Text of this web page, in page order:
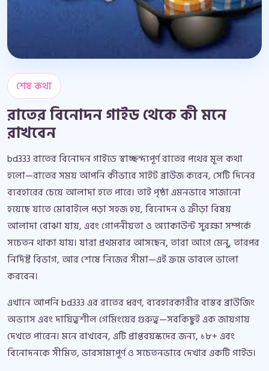
শেষ কথা
রাতের বিনোদন গাইড থেকে কী মনে
রাখবেন
bd333 রাতের বিনোদন গাইডে স্বাচ্ছন্দ্যপূর্ণ রাতের পথের মূল কথা
হলো—রাতের সময় আপনি কীভাবে সাইট ব্রাউজ করেন, সেটি দিনের
ব্যবহারের চেয়ে আলাদা হতে পারে। তাই পৃষ্ঠা এমনভাবে সাজানো
হয়েছে যাতে মোবাইলে পড়া সহজ হয়, বিনোদন ও ক্রীড়া বিষয়
আলাদা বোঝা যায়, এবং গোপনীয়তা ও অ্যাকাউন্ট সুরক্ষা সম্পর্কে
সচেতন থাকা যায়। যারা প্রথমবার আসছেন, তারা আগে মেনু, তারপর
নির্দিষ্ট বিভাগ, আর শেষে নিজের সীমা—এই ক্রমে ভাবলে ভালো
করবেন।
এখানে আপনি bd333 এর রাতের ধরণ, ব্যবহারকারীর বাস্তব ব্রাউজিং
অভ্যাস এবং দায়িত্বশীল গেমিংয়ের গুরুত্ব—সবকিছুই এক জায়গায়
দেখতে পারেন। মনে রাখবেন, এটি প্রাপ্তবয়স্কদের জন্য, ১৮+ এবং
বিনোদনকে সীমিত, ভারসাম্যপূর্ণ ও সচেতনভাবে দেখার একটি গাইড।